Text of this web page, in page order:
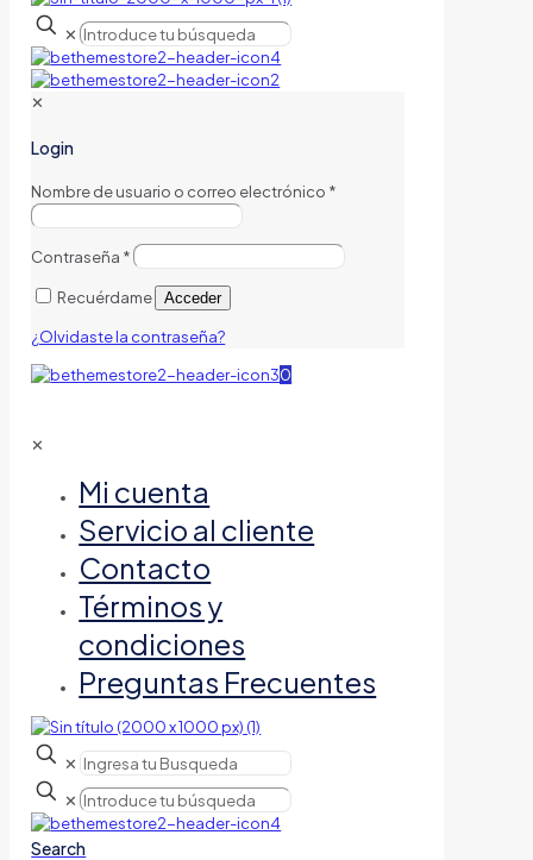
✕
✕
Login
Nombre de usuario o correo electrónico *
Contraseña *
Recuérdame Acceder
¿Olvidaste la contraseña?
0
✕
Mi cuenta
Servicio al cliente
Contacto
Términos y
condiciones
Preguntas Frecuentes
✕
✕
Search